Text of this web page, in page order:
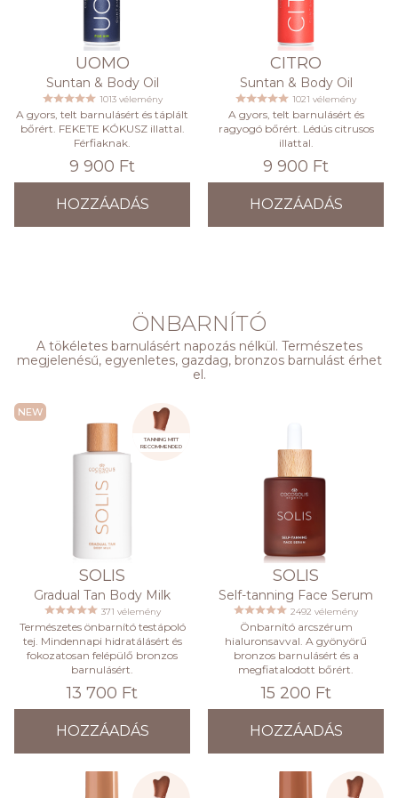
UOMO
Suntan & Body Oil
1013 vélemény
A gyors, telt barnulásért és táplált
bőrért. FEKETE KÓKUSZ illattal.
Férfiaknak.
9 900 Ft
HOZZÁADÁS
CITRO
Suntan & Body Oil
1021 vélemény
A gyors, telt barnulásért és
ragyogó bőrért. Lédús citrusos
illattal.
9 900 Ft
HOZZÁADÁS
ÖNBARNÍTÓ
A tökéletes barnulásért napozás nélkül. Természetes
megjelenésű, egyenletes, gazdag, bronzos barnulást érhet
el.
NEW
TANNING MITT
RECOMMENDED
SOLIS
Gradual Tan Body Milk
371 vélemény
Természetes önbarnító testápoló
tej. Mindennapi hidratálásért és
fokozatosan felépülő bronzos
barnulásért.
13 700 Ft
HOZZÁADÁS
SOLIS
Self-tanning Face Serum
2492 vélemény
Önbarnító arcszérum
hialuronsavval. A gyönyörű
bronzos barnulásért és a
megfiatalodott bőrért.
15 200 Ft
HOZZÁADÁS